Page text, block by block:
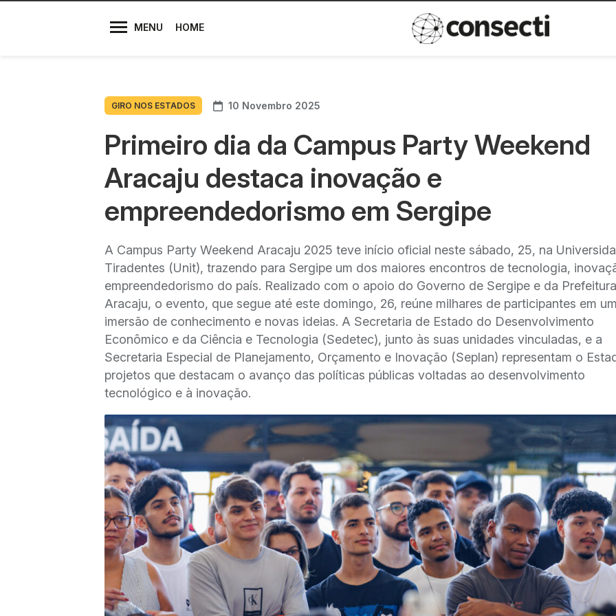
MENU HOME
Diretores
Política de
GIRO NOS ESTADOS 10 Novembro 2025
Primeiro dia da Campus Party Weekend
Aracaju destaca inovação e
empreendedorismo em Sergipe
A Campus Party Weekend Aracaju 2025 teve início oficial neste sábado, 25, na
Tiradentes (Unit), trazendo para Sergipe um dos maiores encontros de tecnologia,
empreendedorismo do país. Realizado com o apoio do Governo de Sergipe e da
Aracaju, o evento, que segue até este domingo, 26, reúne milhares de participantes em
imersão de conhecimento e novas ideias. A Secretaria de Estado do Desenvolvimento
Econômico e da Ciência e Tecnologia (Sedetec), junto às suas unidades vinculadas, e a
Secretaria Especial de Planejamento, Orçamento e Inovação (Seplan) representam o
projetos que destacam o avanço das políticas públicas voltadas ao desenvolvimento
tecnológico e à inovação.